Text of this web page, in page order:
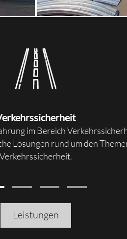
im Bereich
Lösungen rund um den
Verkehrssicherheit.
Leistungen